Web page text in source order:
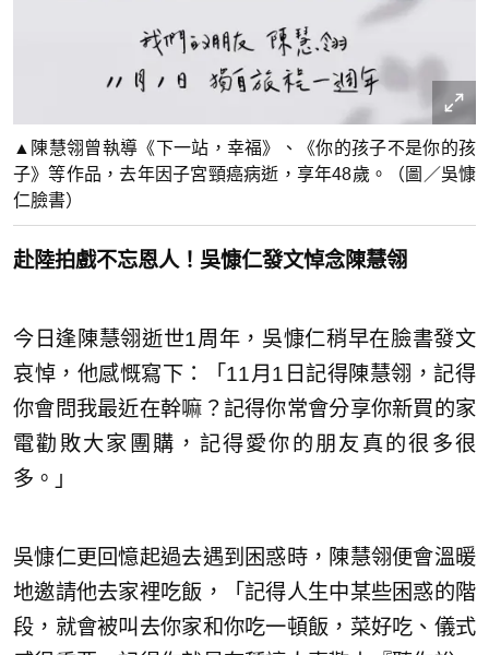
▲陳慧翎曾執導《下一站，幸福》、《你的孩子不是你的孩
子》等作品，去年因子宮頸癌病逝，享年48歲。（圖／吳慷
仁臉書）
赴陸拍戲不忘恩人！吳慷仁發文悼念陳慧翎
今日逢陳慧翎逝世1周年，吳慷仁稍早在臉書發文
哀悼，他感慨寫下：「11月1日記得陳慧翎，記得
你會問我最近在幹嘛？記得你常會分享你新買的家
電勸敗大家團購，記得愛你的朋友真的很多很
多。」
吳慷仁更回憶起過去遇到困惑時，陳慧翎便會溫暖
地邀請他去家裡吃飯，「記得人生中某些困惑的階
段，就會被叫去你家和你吃一頓飯，菜好吃、儀式